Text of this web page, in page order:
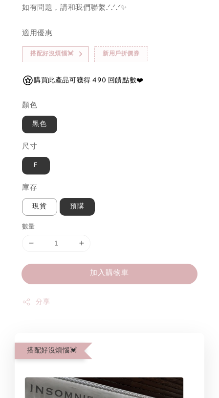
如有問題，請和我們聯繫.ᐟ.ᐟ.ᐟ✨
適用優惠
搭配好沒煩惱💓 新用戶折價券
購買此產品可獲得 490 回饋點數❤️
顏色
黑色
尺寸
Ｆ
庫存
現貨 預購
數量
加入購物車
分享
搭配好沒煩惱💓